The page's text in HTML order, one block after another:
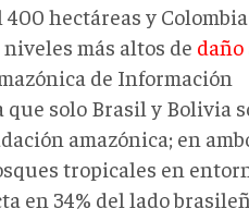
hectáreas y Colombia
más altos de daño
de Información
que solo Brasil y Bolivia
amazónica; en
tropicales en
en 34% del lado